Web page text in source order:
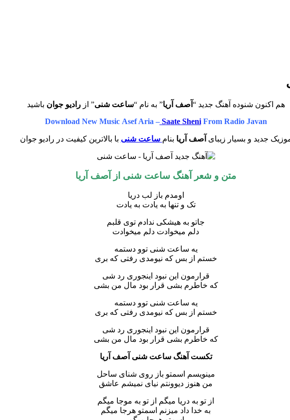
هم اکنون شنوده آهنگ جدید “ آصف آریا” به نام “ساعت شنی” ازرادیو جوان باشید
Download New Music Asef Aria –Saate SheniFrom Radio Javan
جدید و بسیار زیبای آصف آریا بنام ساعت شنی با بالاترین کیفیت در رادیو جوان
متن و شعر آهنگ ساعت شنی از آصف آریا
اومدم باز لب دریا
تک و تنها به یادت به یادت
جاتو به هیشکی ندادم توی قلبم
دلم میخوادت دلم میخوادت
یه ساعت شنی توو دستمه
خستم از بس که نیومدی رفتی که بری
قرارمون این نبود اینجوری رد شی
که خاطرم بشی قرار بود مال من بشی
یه ساعت شنی توو دستمه
خستم از بس که نیومدی رفتی که بری
قرارمون این نبود اینجوری رد شی
که خاطرم بشی قرار بود مال من بشی
تکست آهنگ ساعت شنی آصف آریا
مینویسم اسمتو باز روی شنای ساحل
من هنوز دیوونتم نیای نمیشم عاشق
از تو به دریا میگم از تو به موجا میگم
به خدا داد میزنم اسمتو هرجا میگم